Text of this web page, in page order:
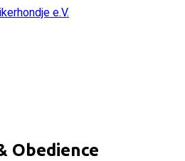
Obedience